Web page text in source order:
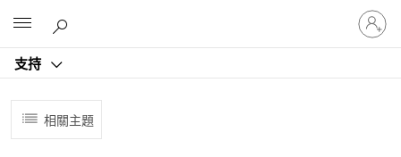
支持
登
入
您
相關主題